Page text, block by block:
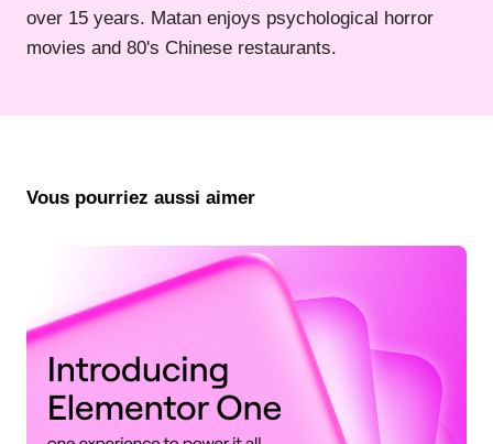
over 15 years. Matan enjoys psychological horror
movies and 80's Chinese restaurants.
Vous pourriez aussi aimer